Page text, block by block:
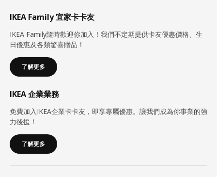
IKEA Family 宜家卡卡友
IKEA Family隨時歡迎你加入！我們不定期提供卡友優惠價格、生
日優惠及各類驚喜贈品！
了解更多
IKEA 企業業務
免費加入IKEA企業卡卡友，即享專屬優惠。讓我們成為你事業的強
力後援！
了解更多